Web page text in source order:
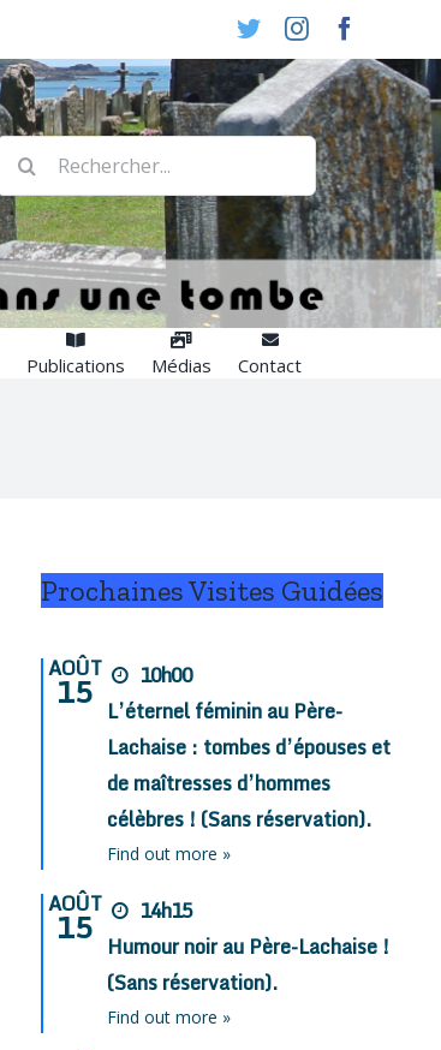
TwitterInstagram
Rechercher:
Publications Médias Contact
Prochaines Visites Guidées
AOÛT
15
10h00
L’éternel féminin au Père-
Lachaise : tombes d’épouses et
de maîtresses d’hommes
célèbres ! (Sans réservation).
Find out more »
AOÛT
15
14h15
Humour noir au Père-Lachaise !
(Sans réservation).
Find out more »